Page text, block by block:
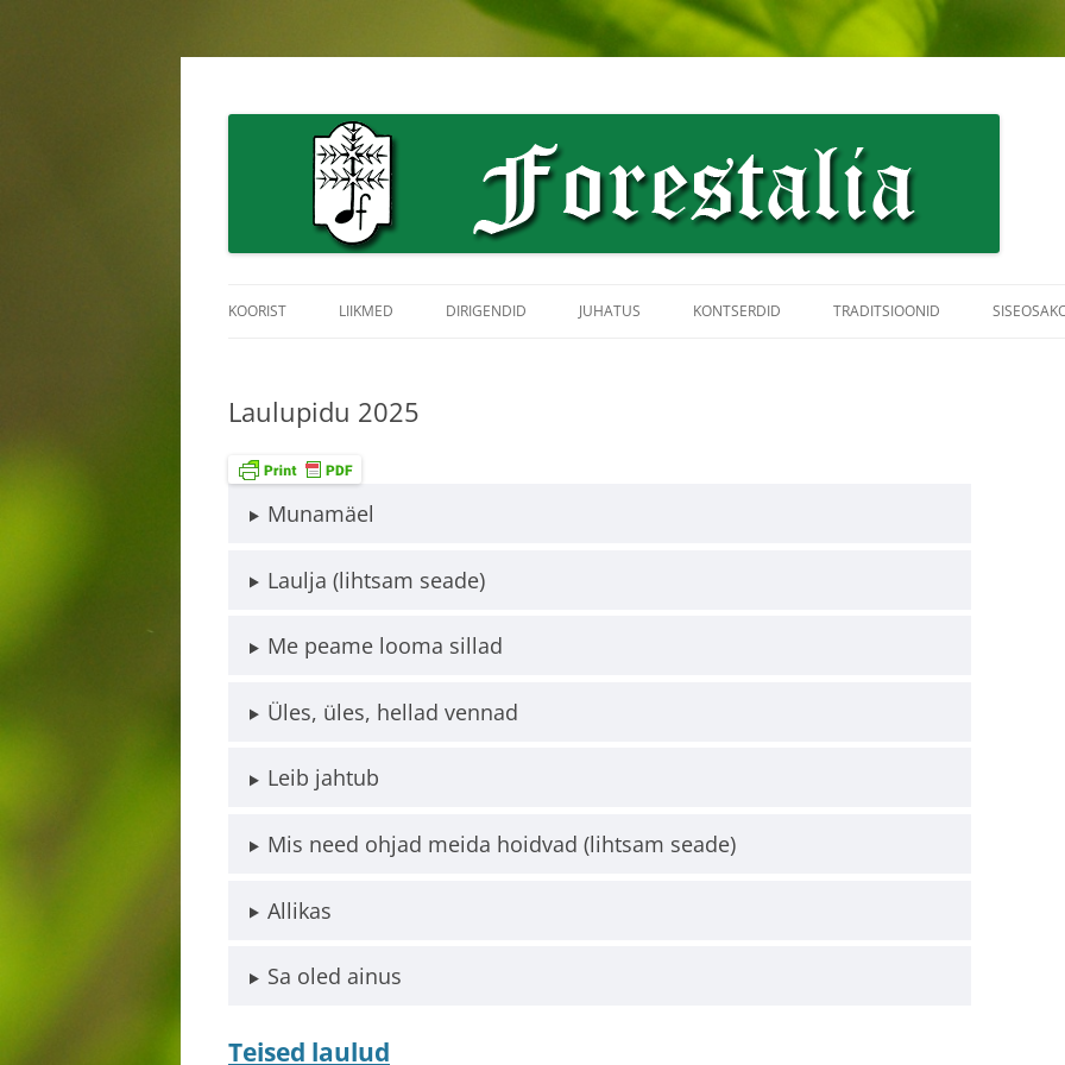
Skip
Forestalia
KOORIST LIIKMED DIRIGENDID JUHATUS KONTSERDID TRADITSIOONID
Laulupidu 2025
Munamäel
Laulja (lihtsam seade)
Me peame looma sillad
Üles, üles, hellad vennad
Leib jahtub
Mis need ohjad meida hoidvad (lihtsam seade)
Allikas
Sa oled ainus
Teised laulud